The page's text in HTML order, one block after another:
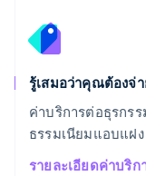
รู้เสมอว่าคุณต้องจ่า
ค่าบริการต่อธุรกร
ธรรมเนียมแอบแฝง
รายละเอียดค่าบริก
สวีเดน
Svenska
EnglishEspañol简
สหรัฐอาหรับเอ
English
สหราชอาณาจักร
English